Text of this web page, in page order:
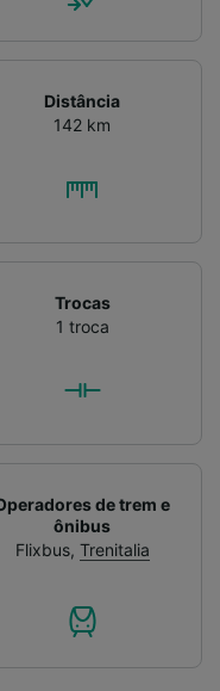
Distância
142 km
Trocas
1 troca
de trem e
ônibus
Flixbus, Trenitalia
do
Armazenar e/ou
pesquisa
de serviços..